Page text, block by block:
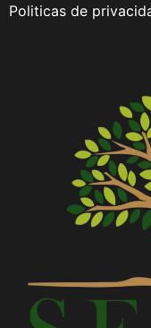
Politicas de